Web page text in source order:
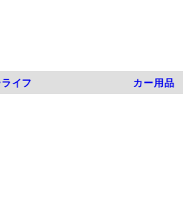
イフ カー用品